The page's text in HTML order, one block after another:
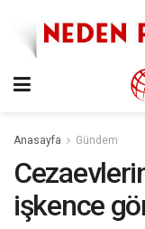
Anasayfa Gündem
işkence